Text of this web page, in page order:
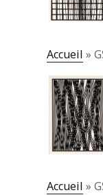
Accueil »
Accueil »